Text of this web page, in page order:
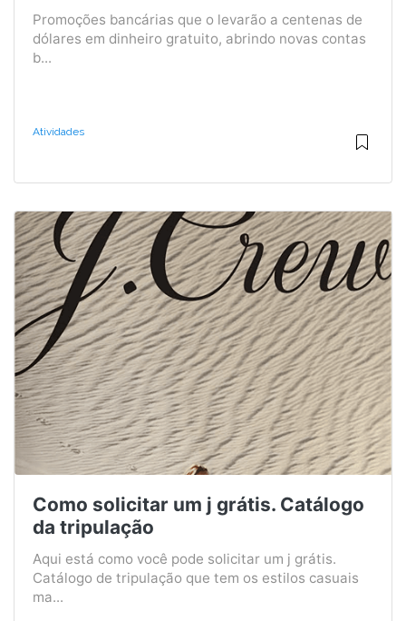
Promoções bancárias que o levarão a centenas de
dólares em dinheiro gratuito, abrindo novas contas
b...
Atividades
Como solicitar um j grátis. Catálogo
da tripulação
Aqui está como você pode solicitar um j grátis.
Catálogo de tripulação que tem os estilos casuais
ma...